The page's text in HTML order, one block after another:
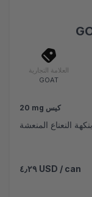
العلامة التجارية
GOAT
20 mg كيس
٤٫٢٩ USD / can